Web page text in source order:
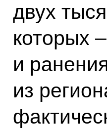
двух
которых
и
из